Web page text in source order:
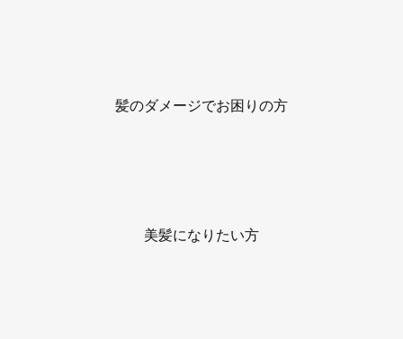
髪のダメージでお困りの方
美髪になりたい方